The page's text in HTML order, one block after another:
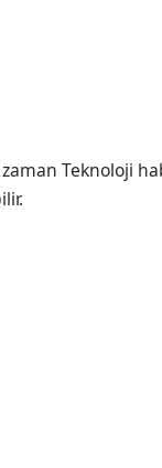
Teknoloji